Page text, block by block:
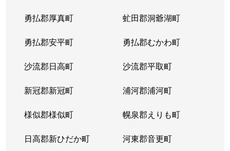
勇払郡厚真町 虻田郡洞爺湖町
勇払郡安平町 勇払郡むかわ町
沙流郡日高町 沙流郡平取町
新冠郡新冠町 浦河郡浦河町
様似郡様似町 幌泉郡えりも町
日高郡新ひだか町 河東郡音更町